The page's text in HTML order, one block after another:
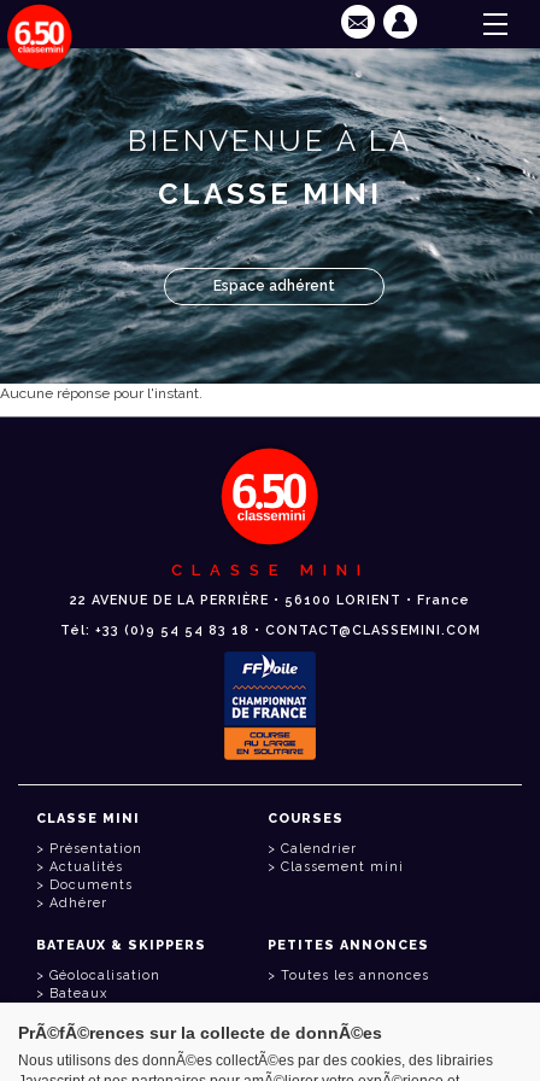
BIENVENUE À LA
CLASSE MINI
Espace adhérent
Aucune réponse pour l'instant.
CLASSE MINI
22 AVENUE DE LA PERRIÈRE • 56100 LORIENT • France
Tél: +33 (0)9 54 54 83 18 • CONTACT@CLASSEMINI.COM
CLASSE MINI
Présentation
Actualités
Documents
Adhérer
COURSES
Calendrier
Classement mini
BATEAUX & SKIPPERS
Géolocalisation
Bateaux
PETITES ANNONCES
Toutes les annonces
LIENS UTILES
PrÃ©fÃ©rences sur la collecte de donnÃ©es
Nous utilisons des donnÃ©es collectÃ©es par des cookies, des librairies